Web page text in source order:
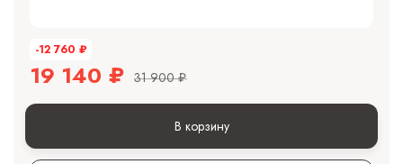
-12 760 ₽
19 140 ₽ 31 900 ₽
В корзину